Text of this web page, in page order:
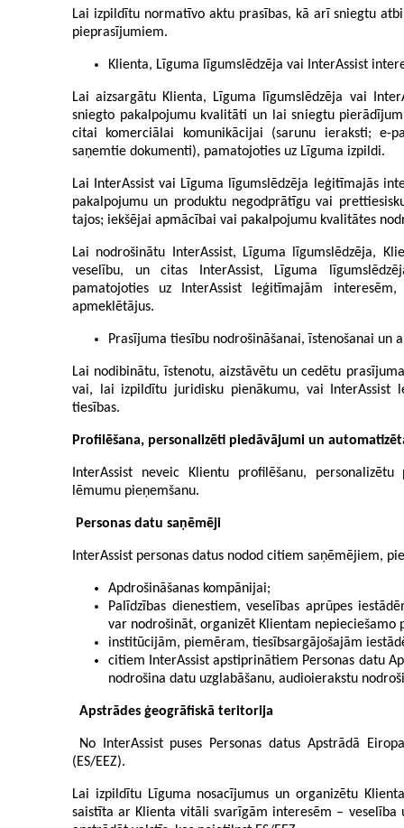
Lai izpildītu normatīvo aktu prasības, kā arī sniegtu
pieprasījumiem.
Klienta, Līguma līgumslēdzēja vai InterAssist
Lai aizsargātu Klienta, Līguma līgumslēdzēja vai
sniegto pakalpojumu kvalitāti un lai sniegtu
citai komerciālai komunikācijai (sarunu ieraksti; e-
saņemtie dokumenti), pamatojoties uz Līguma izpildi.
Lai InterAssist vai Līguma līgumslēdzēja leģitīmajās
pakalpojumu un produktu negodprātīgu vai
tajos; iekšējai apmācībai vai pakalpojumu kvalitātes
Lai nodrošinātu InterAssist, Līguma līgumslēdzēja,
veselību, un citas InterAssist, Līguma
pamatojoties uz InterAssist leģitīmajām interesēm,
apmeklētājus.
Prasījuma tiesību nodrošināšanai, īstenošanai un
Lai nodibinātu, īstenotu, aizstāvētu un cedētu
vai, lai izpildītu juridisku pienākumu, vai InterAssist
tiesības.
Profilēšana, personalizēti piedāvājumi un
InterAssist neveic Klientu profilēšanu,
lēmumu pieņemšanu.
Personas datu saņēmēji
InterAssist personas datus nodod citiem saņēmējiem,
Apdrošināšanas kompānijai;
Palīdzības dienestiem, veselības aprūpes
var nodrošināt, organizēt Klientam nepieciešamo
institūcijām, piemēram, tiesībsargājošajām
citiem InterAssist apstiprinātiem Personas datu
nodrošina datu uzglabāšanu, audioierakstu
Apstrādes ģeogrāfiskā teritorija
No InterAssist puses Personas datus Apstrādā
(ES/EEZ).
Lai izpildītu Līguma nosacījumus un organizētu
saistīta ar Klienta vitāli svarīgām interesēm – veselība